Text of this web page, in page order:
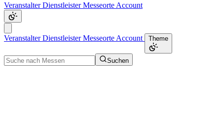
VeranstalterDienstleisterMesseorte Account
VeranstalterDienstleisterMesseorte Account Theme
Suchen